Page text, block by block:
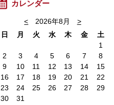
カレンダー
< 2026年8月
>
日
月 火 水 木 金
土
1
2
3 4 5 6 7
8
9
10 11 12 13 14
15
16
17 18 19 20 21
22
23
24 25 26 27 28
29
30
31